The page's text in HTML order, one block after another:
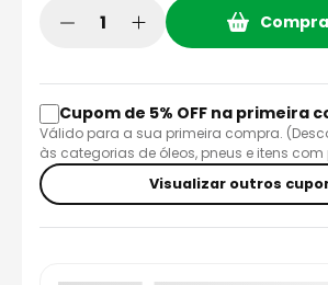
Cupom de 5% OFF na primeira
Válido para a sua primeira compra.
às categorias de óleos, pneus e itens
Visualizar outros